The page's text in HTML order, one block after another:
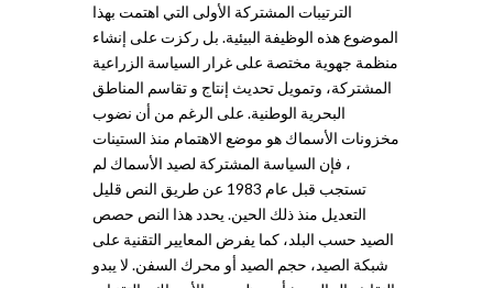
الترتيبات المشتركة الأولى التي اهتمت بهذا
الموضوع هذه الوظيفة البيئية. بل ركزت على إنشاء
منظمة جهوية مختصة على غرار السياسة الزراعية
المشتركة، وتمويل تحديث إنتاج و تقاسم المناطق
البحرية الوطنية. على الرغم من أن نضوب
مخزونات الأسماك هو موضع الاهتمام منذ الستينات
، فإن السياسة المشتركة لصيد الأسماك لم
تستجب قبل عام 1983 عن طريق النص قليل
التعديل منذ ذلك الحين. يحدد هذا النص حصص
الصيد حسب البلد، كما يفرض المعايير التقنية على
شبكة الصيد، حجم الصيد أو محرك السفن. لا يبدو